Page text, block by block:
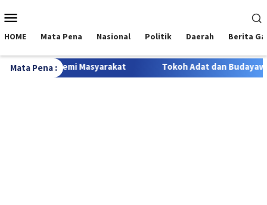
ke
Mobile
HOME Mata Pena Nasional Politik Daerah Berita
Mata Pena :
Masyarakat Tokoh Adat dan Budayawan Minta